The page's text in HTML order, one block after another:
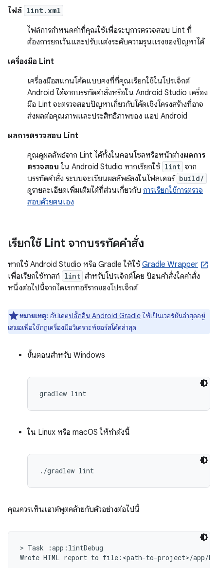
ไฟล์ lint.xml
ไฟล์การกำหนดค่าที่คุณใช้เพื่อระบุการตรวจสอบ Lint ที่
ต้องการยกเว้นและปรับแต่งระดับความรุนแรงของปัญหาได้
เครื่องมือ Lint
เครื่องมือสแกนโค้ดแบบคงที่ที่คุณเรียกใช้ในโปรเจ็กต์
Android ได้จากบรรทัดคำสั่งหรือใน Android Studio เครื่อง
มือ Lint จะตรวจสอบปัญหาเกี่ยวกับโค้ดเชิงโครงสร้างที่อาจ
ส่งผลต่อคุณภาพและประสิทธิภาพของ แอป Android
ผลการตรวจสอบ Lint
คุณดูผลลัพธ์จาก Lint ได้ทั้งในคอนโซลหรือหน้าต่างผลการ
ตรวจสอบ ใน Android Studio หากเรียกใช้ lint จาก
บรรทัดคำสั่ง ระบบจะเขียนผลลัพธ์ลงในโฟลเดอร์ build/
ดูรายละเอียดเพิ่มเติมได้ที่ส่วนเกี่ยวกับ การเรียกใช้การตรวจ
สอบด้วยตนเอง
เรียกใช้ Lint จากบรรทัดคำสั่ง
หากใช้ Android Studio หรือ Gradle ให้ใช้Gradle Wrapper
เพื่อเรียกใช้ทาสก์ lint สำหรับโปรเจ็กต์โดย ป้อนคำสั่งใดคำสั่ง
หนึ่งต่อไปนี้จากไดเรกทอรีรากของโปรเจ็กต์
หมายเหตุ: อัปเดตปลั๊กอิน Android Gradle ให้เป็นเวอร์ชันล่าสุดอยู่
เสมอเพื่อใช้กฎเครื่องมือวิเคราะห์ซอร์สโค้ดล่าสุด
ขั้นตอนสำหรับ Windows
ใน Linux หรือ macOS ให้ทำดังนี้
คุณควรเห็นเอาต์พุตคล้ายกับตัวอย่างต่อไปนี้
> Task :app:lintDebug